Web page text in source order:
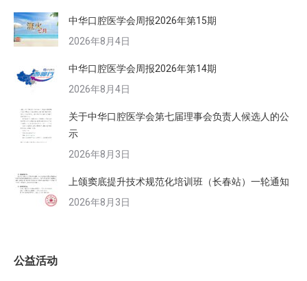
中华口腔医学会周报2026年第15期
2026年8月4日
中华口腔医学会周报2026年第14期
2026年8月4日
关于中华口腔医学会第七届理事会负责人候选人的公
示
2026年8月3日
上颌窦底提升技术规范化培训班（长春站）一轮通知
2026年8月3日
公益活动